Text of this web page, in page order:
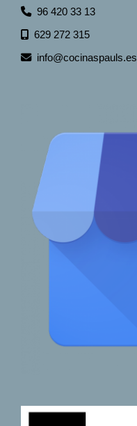
96 420 33 13
629 272 315
info
cocinaspauls.es